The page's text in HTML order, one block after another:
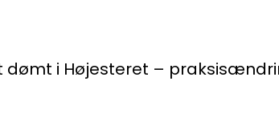
i Højesteret –